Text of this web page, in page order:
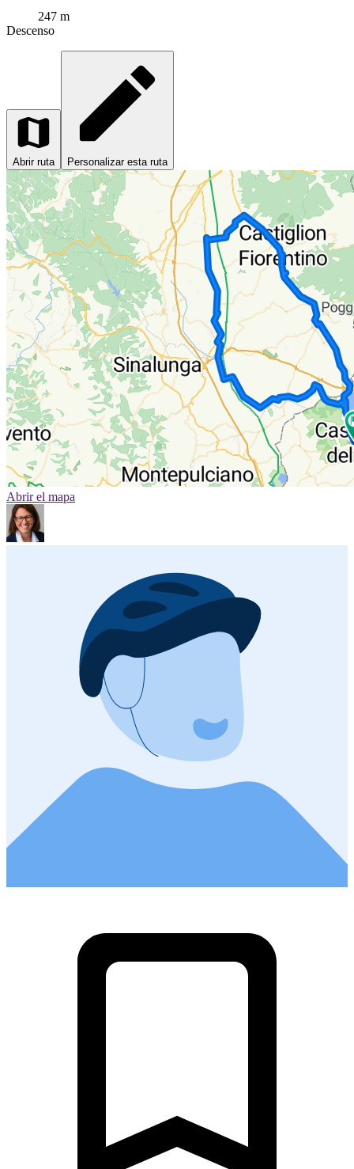
247 m
Descenso
Abrir ruta Personalizar esta ruta
Abrir el mapa